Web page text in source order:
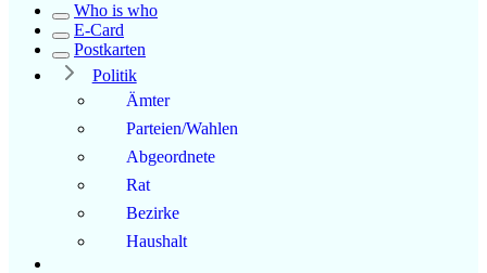
Who is who
E-Card
Postkarten
Politik
Ämter
Parteien/Wahlen
Abgeordnete
Rat
Bezirke
Haushalt